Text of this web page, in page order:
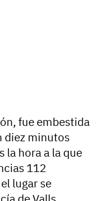
fue embestida
diez minutos
la hora a la que
112
lugar se